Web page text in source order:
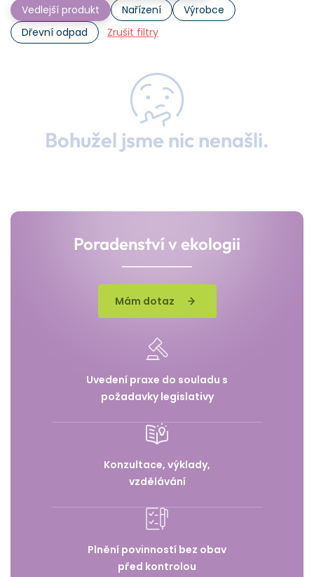
Vedlejší produkt
Nařízení
Výrobce
Dřevní odpad
Zrušit filtry
Bohužel jsme nic nenašli.
Poradenství v ekologii
Mám dotaz
Uvedení praxe do souladu s
požadavky legislativy
Konzultace, výklady,
vzdělávání
Plnění povinností bez obav
před kontrolou